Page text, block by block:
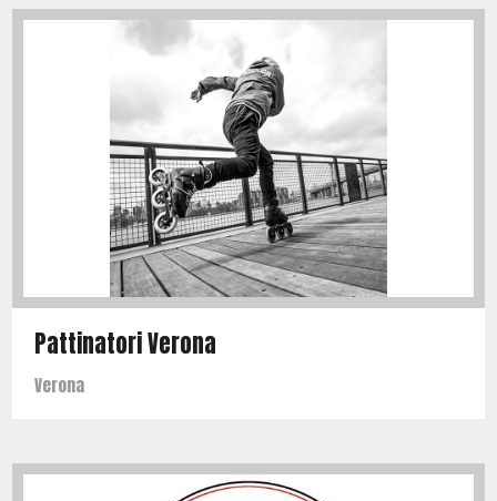
Pattinatori Verona
Verona